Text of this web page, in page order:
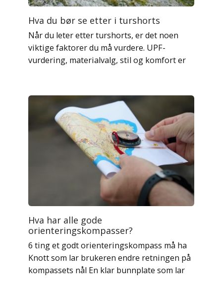
Hva du bør se etter i turshorts
Når du leter etter turshorts, er det noen
viktige faktorer du må vurdere. UPF-
vurdering, materialvalg, stil og komfort er
Hva har alle gode
orienteringskompasser?
6 ting et godt orienteringskompass må ha
Knott som lar brukeren endre retningen på
kompassets nål En klar bunnplate som lar